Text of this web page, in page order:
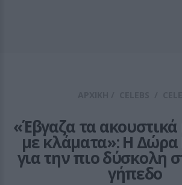
«Έβγαζα τα ακουστικά
με κλάματα»: Η Δώρα
για την πιο δύσκολη
γήπεδο